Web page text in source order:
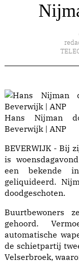
Hans Nijman
Beverwijk | ANP
BEVERWIJK - Bij
is
een bekende
geliquideerd.
doodgeschoten.
Buurtbewoners
gehoord.
automatische
de schietpartij
Velserbroek,